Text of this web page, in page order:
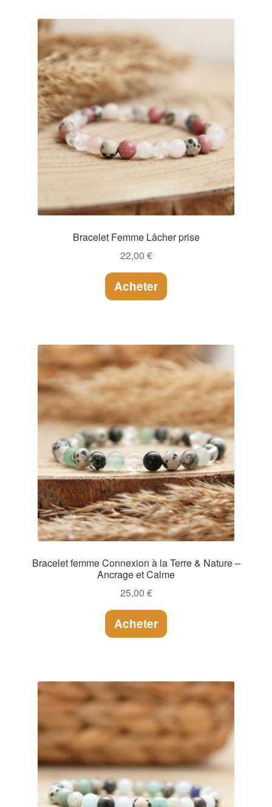
Bracelet Femme Lâcher prise
22,00 €
Acheter
Bracelet femme Connexion à la Terre & Nature –
Ancrage et Calme
25,00 €
Acheter